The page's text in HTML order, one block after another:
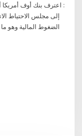
: اعترف بنك أوف أمريكا
إلى مجلس الاحتياط
الضغوط المالية وهو